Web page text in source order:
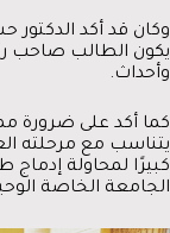
وكان قد أكد الدكتور
يكون الطالب صاحب
وأحداث.
كما أكد على ضرورة
يتناسب مع مرحلته
كبيرًا لمحاولة
الجامعة الخاصة